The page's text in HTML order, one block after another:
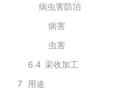
病虫害防治
病害
虫害
6.4 采收加工
7
用途